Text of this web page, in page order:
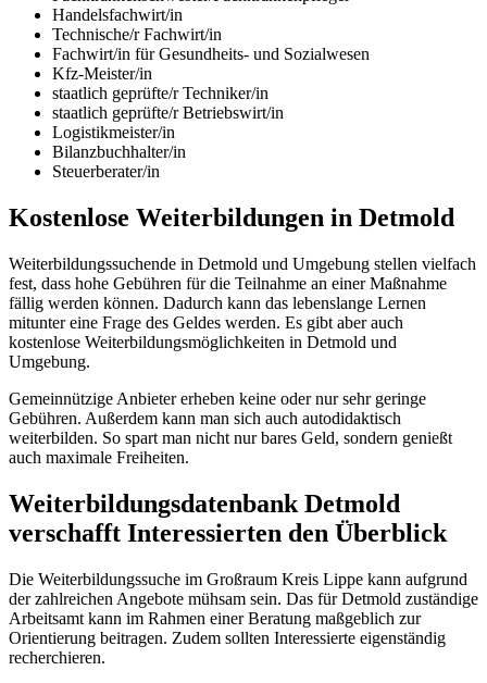
Handelsfachwirt/in
Technische/r Fachwirt/in
Fachwirt/in für Gesundheits- und Sozialwesen
Kfz-Meister/in
staatlich geprüfte/r Techniker/in
staatlich geprüfte/r Betriebswirt/in
Logistikmeister/in
Bilanzbuchhalter/in
Steuerberater/in
Kostenlose Weiterbildungen in Detmold
Weiterbildungssuchende in Detmold und Umgebung stellen vielfach
fest, dass hohe Gebühren für die Teilnahme an einer Maßnahme
fällig werden können. Dadurch kann das lebenslange Lernen
mitunter eine Frage des Geldes werden. Es gibt aber auch
kostenlose Weiterbildungsmöglichkeiten in Detmold und
Umgebung.
Gemeinnützige Anbieter erheben keine oder nur sehr geringe
Gebühren. Außerdem kann man sich auch autodidaktisch
weiterbilden. So spart man nicht nur bares Geld, sondern genießt
auch maximale Freiheiten.
Weiterbildungsdatenbank Detmold
verschafft Interessierten den Überblick
Die Weiterbildungssuche im Großraum Kreis Lippe kann aufgrund
der zahlreichen Angebote mühsam sein. Das für Detmold zuständige
Arbeitsamt kann im Rahmen einer Beratung maßgeblich zur
Orientierung beitragen. Zudem sollten Interessierte eigenständig
recherchieren.